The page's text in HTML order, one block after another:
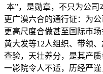
本”，是勋章，不只为公
更广漠六合的通行证：为
更高尺度合做甚至国际市
黄大发等12人组织、带领
查验，天壮养分，是其产
一影院令人不适，历经严